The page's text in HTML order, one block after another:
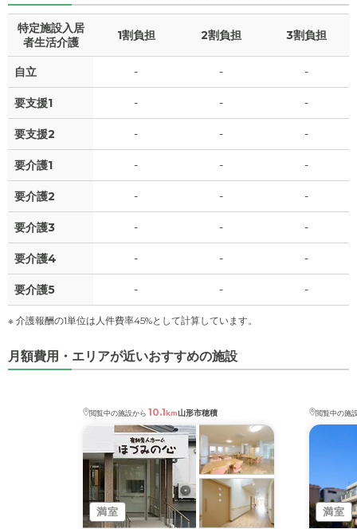
特定施設入居
者生活介護
1割負担 2割負担 3割負担
自立 - - -
要支援1 - - -
要支援2 - - -
要介護1 - - -
要介護2 - - -
要介護3 - - -
要介護4 - - -
要介護5 - - -
※ 介護報酬の1単位は人件費率45%として計算しています。
月額費用・エリアが近いおすすめの施設
閲覧中の施設から 10.1km山形市穂積
満室
閲覧中の施
満室